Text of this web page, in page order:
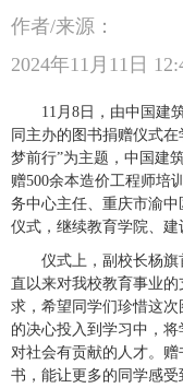
作者/来源：
2024年11月11日
11月8日，由中国建
同主办的图书捐赠仪式
梦前行”为主题，中国建
赠500余本造价工程师培
务中心主任、重庆市渝
仪式，继续教育学院、建
仪式上，副校长杨
直以来对我校教育事业
求，希望同学们珍惜这
的决心投入到学习中，
对社会有贡献的人才。
书，能让更多的同学感